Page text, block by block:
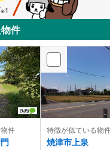
※1
件
件 特徴が似ている物
焼津市上泉